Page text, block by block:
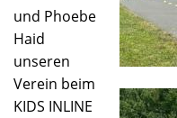
und Phoebe
Haid
unseren
Verein beim
KIDS INLINE